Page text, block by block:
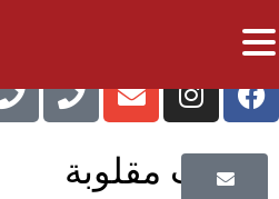
بهارات مقلوبة